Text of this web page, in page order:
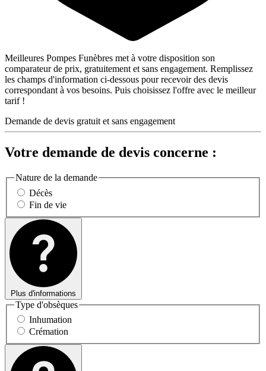
Meilleures Pompes Funèbres met à votre disposition son
comparateur de prix, gratuitement et sans engagement. Remplissez
les champs d'information ci-dessous pour recevoir des devis
correspondant à vos besoins. Puis choisissez l'offre avec le meilleur
tarif !
Demande de devis gratuit et sans engagement
Votre demande de devis concerne :
Nature de la demande
Décès
Fin de vie
Plus d'informations
Type d'obsèques
Inhumation
Crémation